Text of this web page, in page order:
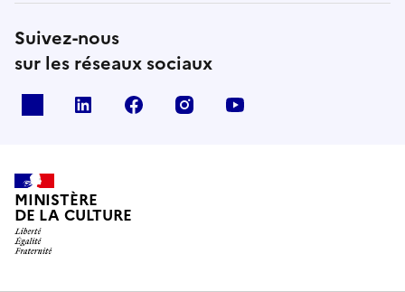
Suivez-nous
sur les réseaux sociaux
linkedin facebook instagram
MINISTÈRE
DE LA CULTURE